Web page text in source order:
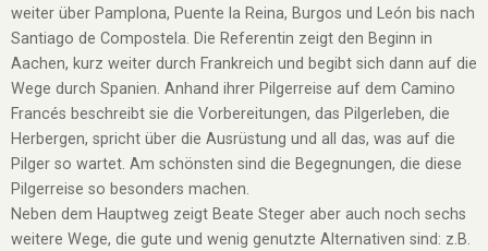
weiter über Pamplona, Puente la Reina, Burgos und León bis nach
Santiago de Compostela. Die Referentin zeigt den Beginn in
Aachen, kurz weiter durch Frankreich und begibt sich dann auf die
Wege durch Spanien. Anhand ihrer Pilgerreise auf dem Camino
Francés beschreibt sie die Vorbereitungen, das Pilgerleben, die
Herbergen, spricht über die Ausrüstung und all das, was auf die
Pilger so wartet. Am schönsten sind die Begegnungen, die diese
Pilgerreise so besonders machen.
Neben dem Hauptweg zeigt Beate Steger aber auch noch sechs
weitere Wege, die gute und wenig genutzte Alternativen sind: z.B.